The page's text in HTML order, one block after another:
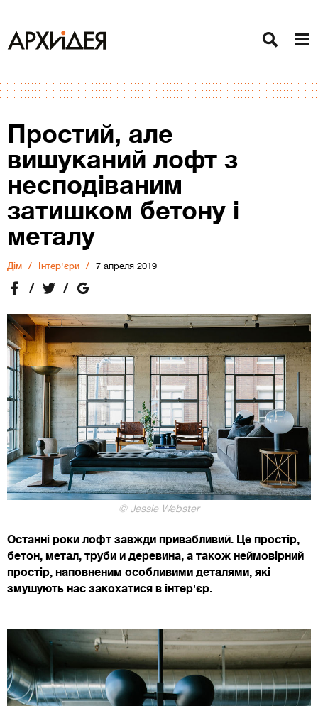
Простий, але
вишуканий лофт з
несподіваним
затишком бетону і
металу
Дiм Інтер'єри 7 апреля 2019
© Jessie Webster
Останні роки лофт завжди привабливий. Це простір,
бетон, метал, труби и деревина, а також неймовірний
простір, наповненим особливими деталями, які
змушують нас закохатися в інтер'єр.